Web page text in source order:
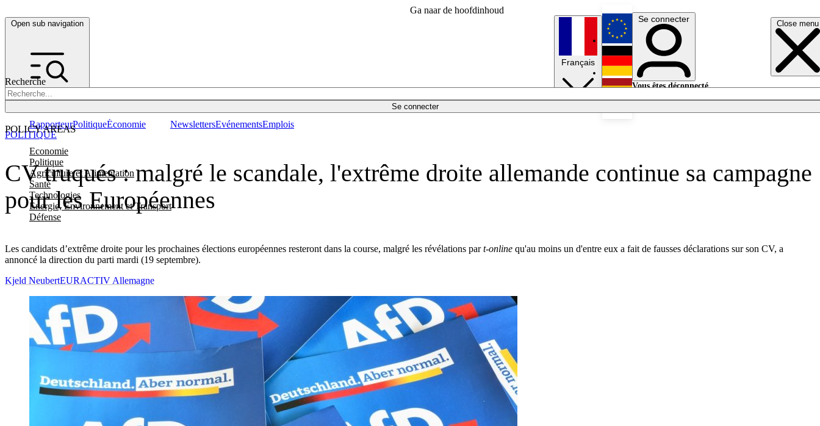
Ga naar de hoofdinhoud
Open sub navigation Close menu
Recherche
Se connecter
POLICY AREAS
Economie
Politique
Agriculture et Alimentation
Santé
Technologies
Energie, Environnement et Transport
Défense
RapporteurPolitiqueÉconomie NewslettersEvénementsEmplois
Français
English
Deutsch
Se connecter
Vous êtes déconnecté.
CV truqués : malgré le scandale, l'extrême droite allemande continue sa campagne
pour les Européennes
Les candidats d’extrême droite pour les prochaines élections européennes resteront dans la course, malgré les révélations part-online qu'au moins un d'entre eux a fait de fausses déclarations sur son CV, a
annoncé la direction du parti mardi (19 septembre).
POLITIQUE
Kjeld NeubertEURACTIV Allemagne